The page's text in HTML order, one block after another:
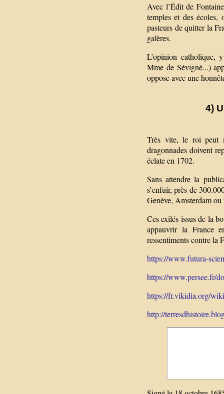
Avec l’Édit de
temples et des
pasteurs de quitter la
galères.
L’opinion catholique,
Mme de Sévigné...)
oppose avec une
4)
Très vite, le roi peut
dragonnades doivent
éclate en 1702.
Sans attendre la
s’enfuir, près de
Genève, Amsterdam
Ces exilés issus de la
appauvrir la France
ressentiments contre la
https://www.futura-
https://www.persee.fr/
https://fr.vikidia.org/
http://